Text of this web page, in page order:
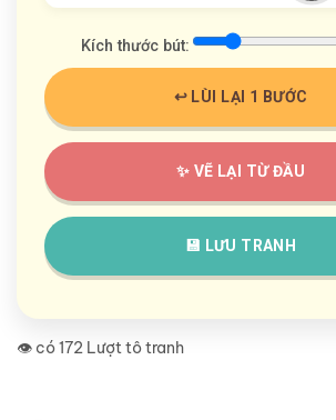
Kích thước bút:
↩️ LÙI LẠI 1 BƯỚC
✨ VẼ LẠI TỪ ĐẦU
💾 LƯU TRANH
👁️ có 172 Lượt tô tranh